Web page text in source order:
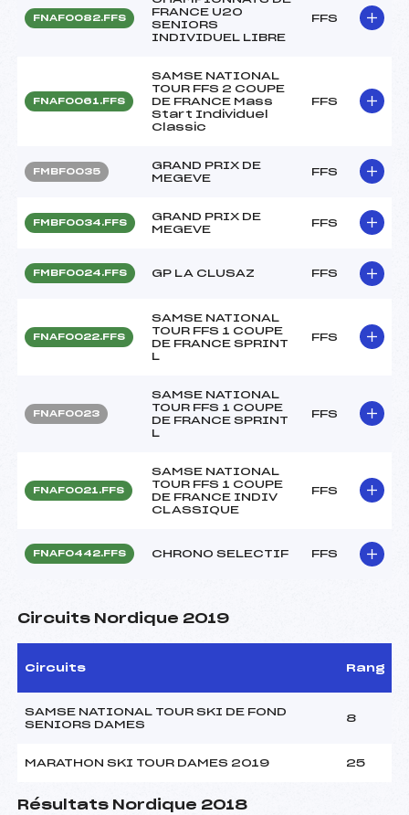
FNAF0082.FFS
FRANCE U20
SENIORS
INDIVIDUEL LIBRE
FFS
FNAF0061.FFS
SAMSE NATIONAL
TOUR FFS 2 COUPE
DE FRANCE Mass
Start Individuel
Classic
FFS
FMBF0035
GRAND PRIX DE
MEGEVE
FFS
FMBF0034.FFS
GRAND PRIX DE
MEGEVE
FFS
FMBF0024.FFS GP LA CLUSAZ FFS
FNAF0022.FFS
SAMSE NATIONAL
TOUR FFS 1 COUPE
DE FRANCE SPRINT
L
FFS
FNAF0023
SAMSE NATIONAL
TOUR FFS 1 COUPE
DE FRANCE SPRINT
L
FFS
FNAF0021.FFS
SAMSE NATIONAL
TOUR FFS 1 COUPE
DE FRANCE INDIV
CLASSIQUE
FFS
FNAF0442.FFS CHRONO SELECTIF FFS
Circuits Nordique 2019
Circuits Rang
SAMSE NATIONAL TOUR SKI DE FOND
SENIORS DAMES
8
MARATHON SKI TOUR DAMES 2019 25
Résultats Nordique 2018